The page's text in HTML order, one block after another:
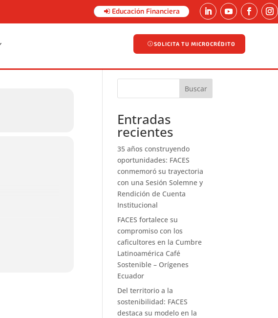
Educación Financiera
SOLICITA TU MICROCRÉDITO
SOLICITA TU MICROCRÉDITO
Buscar
Entradas
recientes
35 años construyendo
oportunidades: FACES
conmemoró su trayectoria
con una Sesión Solemne y
Rendición de Cuenta
Institucional
FACES fortalece su
compromiso con los
caficultores en la Cumbre
Latinoamérica Café
Sostenible – Orígenes
Ecuador
Del territorio a la
sostenibilidad: FACES
destaca su modelo en la